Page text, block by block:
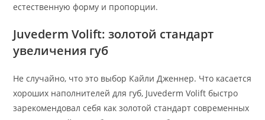
естественную форму и пропорции.
Juvederm Volift: золотой стандарт
увеличения губ
Не случайно, что это выбор Кайли Дженнер. Что касается
хороших наполнителей для губ, Juvederm Volift быстро
зарекомендовал себя как золотой стандарт современных